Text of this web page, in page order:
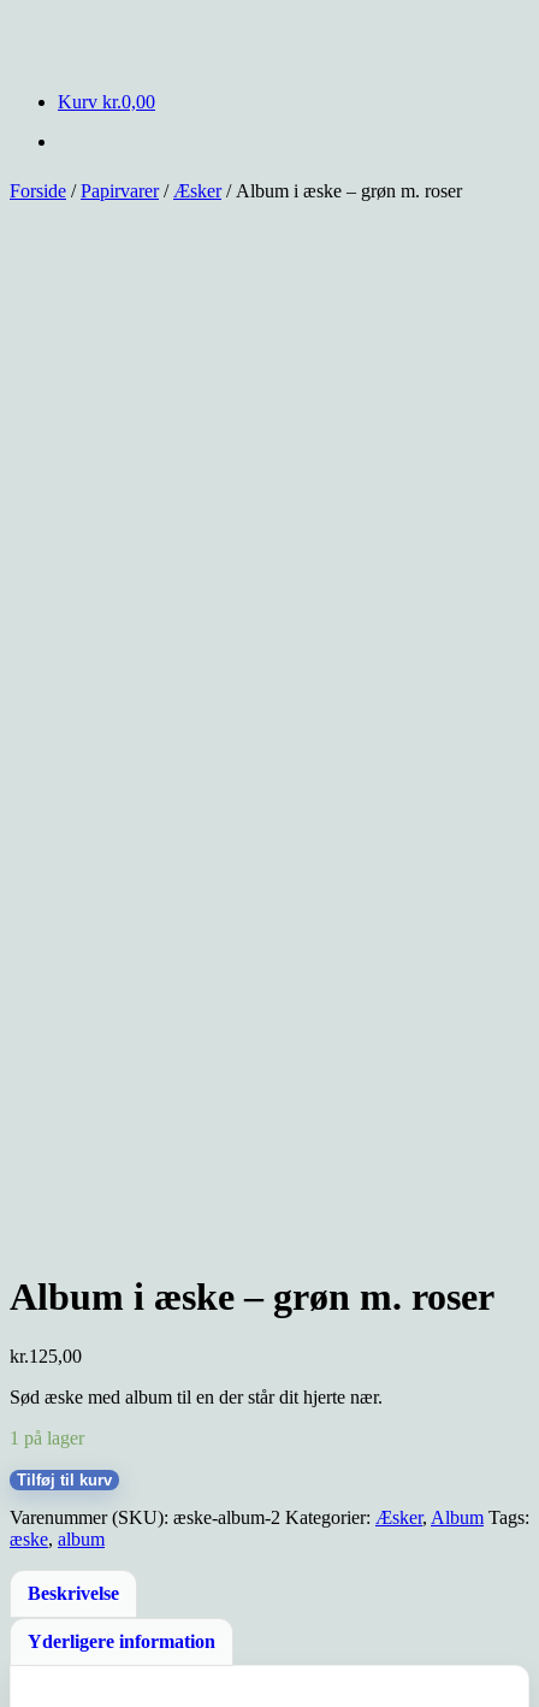
Kurv kr.0,00
Forside /Papirvarer/ Æsker/ Album i æske – grøn m. roser
Album i æske – grøn m. roser
kr.125,00
Sød æske med album til en der står dit hjerte nær.
1 på lager
Album
æske
-
m.
antal
Tilføj til kurv
Varenummer (SKU): æske-album-2 Kategorier: Æsker, Album Tags:
æske, album
Beskrivelse
Yderligere information